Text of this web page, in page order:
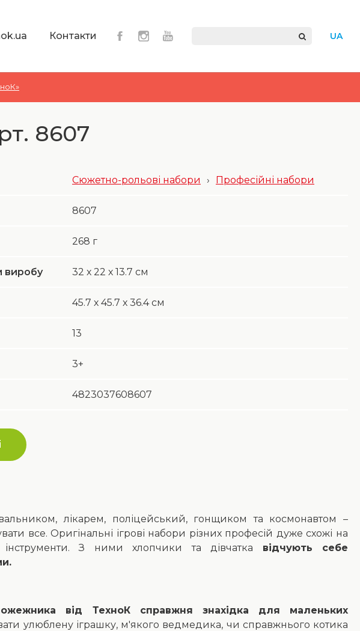
UA
Контакти
8607
Сюжетно-рольові набори › Професійні набори
8607
268 г
виробу 32 х 22 х 13.7 см
45.7 х 45.7 х 36.4 см
13
3+
4823037608607
лікарем, поліцейський, гонщиком та космонавтом –
все. Оригінальні ігрові набори різних професій дуже схожі на
інструменти. З ними хлопчики та дівчатка відчують себе
від ТехноК справжня знахідка для маленьких
улюблену іграшку, м'якого ведмедика, чи справжнього котика